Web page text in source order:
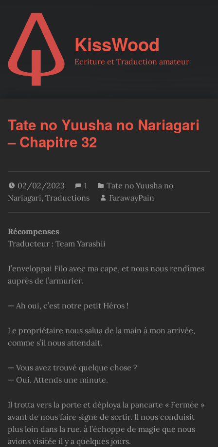
KissWood
Ecriture et Traduction amateur
Tate no Yuusha no Nariagari
– Chapitre 32
02/02/2023 1
Tate no Yuusha no
Nariagari, Traductions FarawayPain
Récompenses
Traducteur : Team Yarashii
J’enveloppai Filo avec ma cape, et nous nous rendîmes
auprès de l’armurier.
— Ah oui, c’est notre petit Héros !
Le propriétaire nous salua de la main à mon arrivée,
comme s’il nous attendait.
— Vous avez trouvé quelque chose ?
— Oui. Attends une minute.
Il trotta vers la porte et déploya la pancarte « Fermée »
avant de nous faire signe de sortir. Il nous conduisit
plus loin dans la rue, à l’échoppe de magie que nous
avions visitée il y a quelques jours.